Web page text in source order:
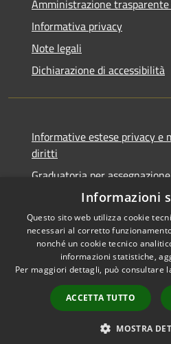
Amministrazione
Informativa privacy
Note legali
Dichiarazione di accessibilità
Informative estese privacy e
diritti
Graduatoria per
Accessibilità
Informazioni
Questo sito web utilizza cookie
necessari al corretto
nonché un cookie tecnico
informazioni statistiche,
Per maggiori dettagli, può consultare
ACCETTA TUTTO
MOSTRA